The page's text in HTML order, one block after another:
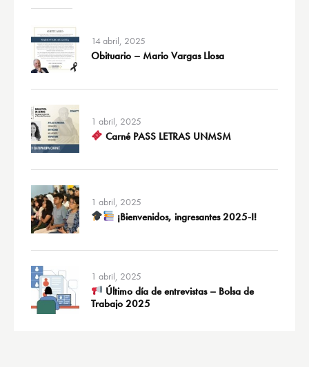
14 abril, 2025
Obituario – Mario Vargas Llosa
1 abril, 2025
Carné PASS LETRAS UNMSM
1 abril, 2025
¡Bienvenidos, ingresantes 2025-I!
1 abril, 2025
Último día de entrevistas – Bolsa de
Trabajo 2025